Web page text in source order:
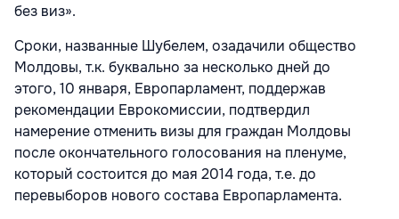
без виз».
Сроки, названные Шубелем, озадачили общество
Молдовы, т.к. буквально за несколько дней до
этого, 10 января, Европарламент, поддержав
рекомендации Еврокомиссии, подтвердил
намерение отменить визы для граждан Молдовы
после окончательного голосования на пленуме,
который состоится до мая 2014 года, т.е. до
перевыборов нового состава Европарламента.